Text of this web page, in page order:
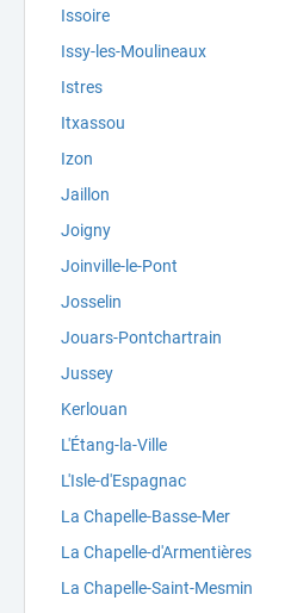
Issoire
Issy-les-Moulineaux
Istres
Itxassou
Izon
Jaillon
Joigny
Joinville-le-Pont
Josselin
Jouars-Pontchartrain
Jussey
Kerlouan
L'Étang-la-Ville
L'Isle-d'Espagnac
La Chapelle-Basse-Mer
La Chapelle-d'Armentières
La Chapelle-Saint-Mesmin